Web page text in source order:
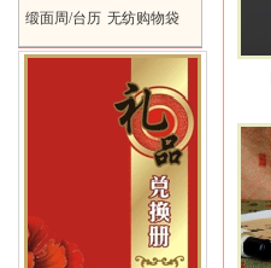
缎面周/台历 无纺购物袋